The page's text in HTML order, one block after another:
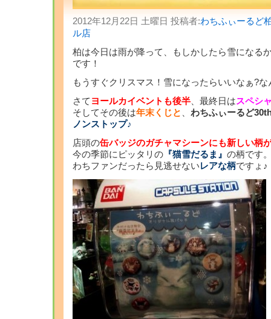
2012年12月22日 土曜日 投稿者:わちふぃーるど
ル店
柏は今日は雨が降って、もしかしたら雪になる
です！
もうすぐクリスマス！雪になったらいいなぁ?
さて ヨールカイベントも後半 、最終日はスペシ
そしてその後は年末くじと
わちふぃーるど
ノンストップ♪
店頭の缶バッジのガチャマシーンにも新しい柄
今の季節にピッタリの 『猫雪だるま』 の柄です
わちファンだったら見逃せないレアな柄ですょ♪